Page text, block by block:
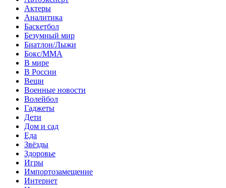
Актеры
Аналитика
Баскетбол
Безумный мир
Биатлон/Лыжи
Бокс/MMA
В мире
В России
Вещи
Военные новости
Волейбол
Гаджеты
Дети
Дом и сад
Еда
Звёзды
Здоровье
Игры
Импортозамещение
Интернет